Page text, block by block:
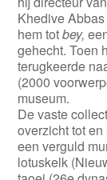
Khedive
hem totbey,
gehecht. Toen
terugkeerde
(2000
museum.
De vaste
overzicht tot
een verguld
lotuskelk